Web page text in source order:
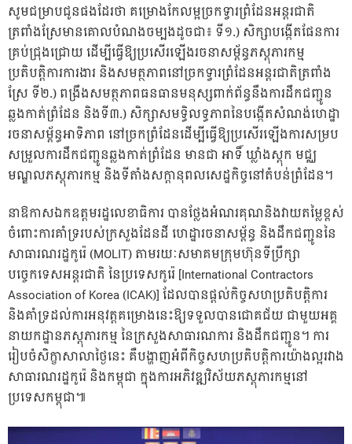
សូមជម្រាបជូនផងដែរថា គម្រោងកែលម្អច្រកទ្វារព្រំដែនអន្តរជាតិ
ត្រពាំងស្រែមានគោលបំណងចម្បងដូចជា៖ ទី១.) សិក្សាបង្កើតផែនការ
គ្រប់ជ្រុងជ្រោយ ដើម្បីធ្វើឱ្យប្រសើរឡើងរចនាសម្ព័ន្ធភស្តុភារកម្ម
ប្រតិបត្តិការការងារ និងសមត្ថភាពនៅច្រកទ្វារព្រំដែនអន្តរជាតិត្រពាំង
ស្រែ ទី២.) ពង្រឹងសមត្ថភាពធនធានមនុស្សពាក់ព័ន្ធនឹងការដឹកជញ្ជូន
ឆ្លងកាត់ព្រំដែន និងទី៣.) សិក្សាសមទ្ធិលទ្ធភាព​នៃបង្កើតសំណង់​ហេដ្ឋា
រចនាសម្ព័ន្ធអាទិភាព នៅច្រកព្រំដែនដើម្បីធ្វើឱ្យប្រសើរឡើងការសម្រប
សម្រួលការដឹកជញ្ជូនឆ្លងកាត់ព្រំដែន មានជា អាទិ៍ ឃ្លាំងស្តុក មជ្ឈ
មណ្ឌលភស្តុភារកម្ម និងទីតាំងសក្តានុពលសេដ្ឋកិច្ចនៅតំបន់ព្រំដែន។
នាឱកាសឯកឧត្តមរដ្ឋលេខាធិការ បានថ្លែងអំណរគុណនិងវាយតម្លៃខ្ពស់
ចំពោះការគាំទ្ររបស់ក្រសួងដែនដី ហេដ្ឋារចនាសម្ព័ន្ធ និងដឹកជញ្ជូននៃ
សាធារណរដ្ឋកូរ៉េ (MOLIT) តាមរយៈសមាគមក្រុមហ៊ុន​ទីប្រឹក្សា
បច្ចេកទេស​អន្តរជាតិ នៃប្រទេសកូរ៉េ [International Contractors
Association of Korea (ICAK)] ដែលបានផ្តល់កិច្ចសហប្រតិបត្តិការ
និងគាំទ្រដល់ការអនុវត្តគម្រោងនេះឱ្យទទួលបានជោគជ័យ ជាមួយអគ្គ
នាយកដ្ឋាន​ភស្តុភារកម្ម នៃក្រសួងសាធារណការ និងដឹកជញ្ជូន។ ការ
រៀបចំសិក្ខាសាលាថ្ងៃនេះ គឺបង្ហាញអំពីកិច្ចសហប្រតិបត្តិការយ៉ាងល្អរវាង
សាធារណរដ្ឋកូរ៉េ និងកម្ពុជា ក្នុងការអភិវឌ្ឍវិស័យភស្តុភារកម្មនៅ
ប្រទេសកម្ពុជា៕